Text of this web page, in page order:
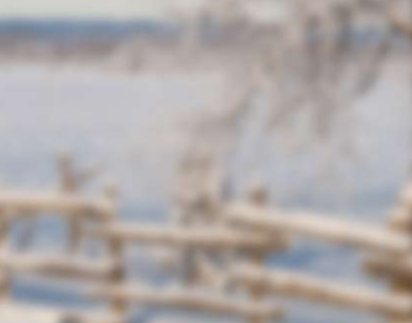
du
gouvernement
du